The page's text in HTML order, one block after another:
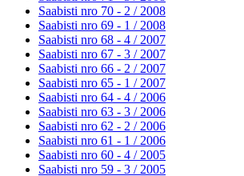
Saabisti nro 70 - 2 / 2008
Saabisti nro 69 - 1 / 2008
Saabisti nro 68 - 4 / 2007
Saabisti nro 67 - 3 / 2007
Saabisti nro 66 - 2 / 2007
Saabisti nro 65 - 1 / 2007
Saabisti nro 64 - 4 / 2006
Saabisti nro 63 - 3 / 2006
Saabisti nro 62 - 2 / 2006
Saabisti nro 61 - 1 / 2006
Saabisti nro 60 - 4 / 2005
Saabisti nro 59 - 3 / 2005